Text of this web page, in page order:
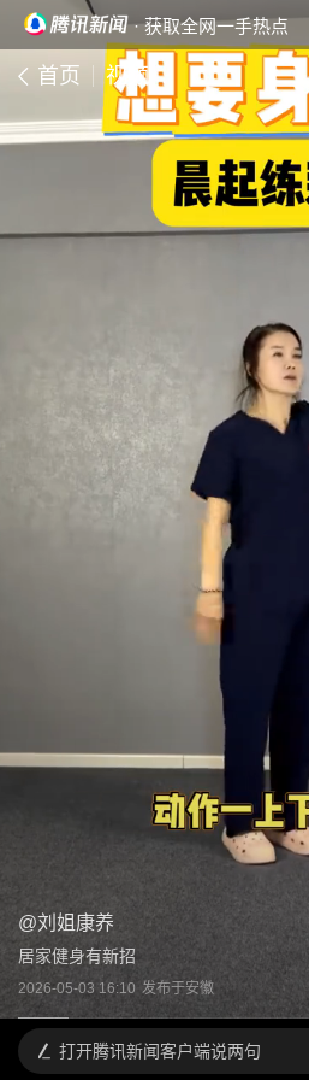
· 获取全网一手热点
首页 视频
@刘姐康养
居家健身有新招
2026-05-03 16:10 发布于安徽
打开腾讯新闻客户端说两句